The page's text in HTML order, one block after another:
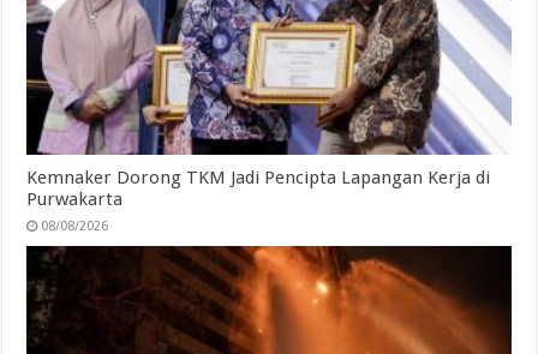
Kemnaker Dorong TKM Jadi Pencipta Lapangan Kerja di
Purwakarta
08/08/2026